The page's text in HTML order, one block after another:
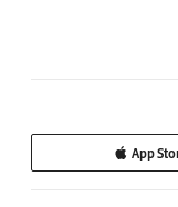
App